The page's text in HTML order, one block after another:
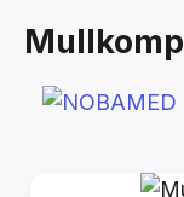
Bildergalerie